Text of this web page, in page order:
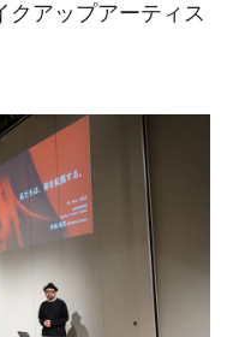
クアップアーティス